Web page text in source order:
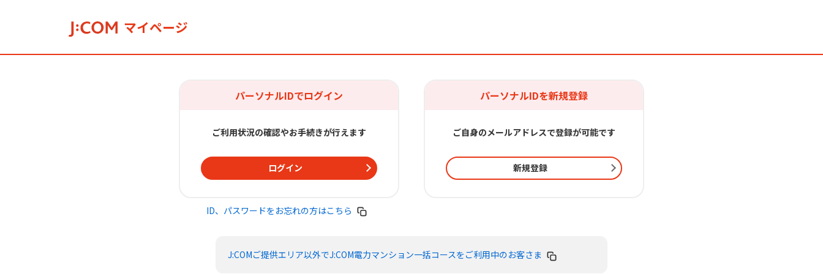
マイページ
パーソナルIDでログイン
ご利用状況の確認やお手続きが行えます
ログイン
ID、パスワードをお忘れの方はこちら
パーソナルIDを新規登録
ご自身のメールアドレスで登録が可能です
新規登録
J:COMご提供エリア以外でJ:COM電力マンション一括コースをご利用中のお客さま